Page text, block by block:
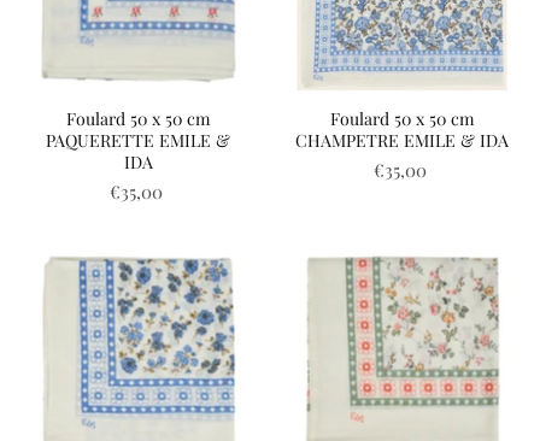
Foulard 50 x 50 cm
PAQUERETTE EMILE &
IDA
€35,00
Foulard 50 x 50 cm
CHAMPETRE EMILE & IDA
€35,00